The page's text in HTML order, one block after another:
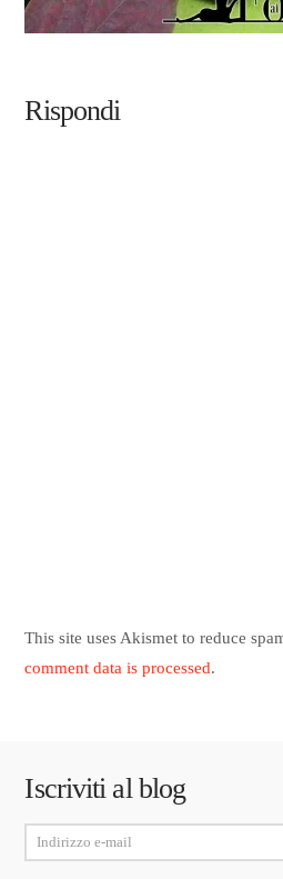
Rispondi
This site uses Akismet to reduce
comment data is processed.
Iscriviti al blog
Indirizzo
e-